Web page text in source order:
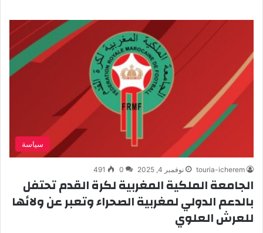
سياسة
touria-icherem نوفمبر 4, 2025 0
491
الجامعة الملكية المغربية لكرة القدم تحتفل
بالدعم الدولي لمغربية الصحراء وتعبر عن ولائها
للعرش العلوي